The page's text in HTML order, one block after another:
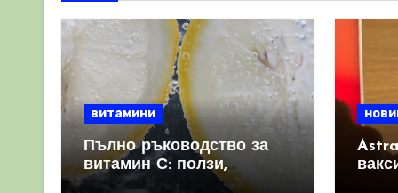
витамини
Пълно ръководство за
витамин С: ползи,
източници и защо е